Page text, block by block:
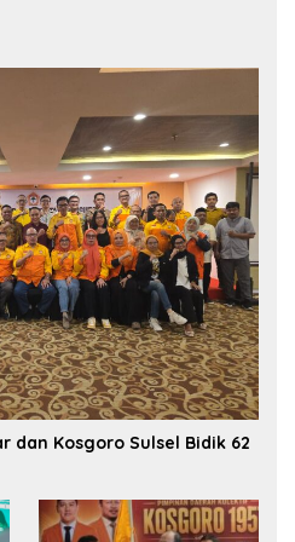
dan Kosgoro Sulsel Bidik 62